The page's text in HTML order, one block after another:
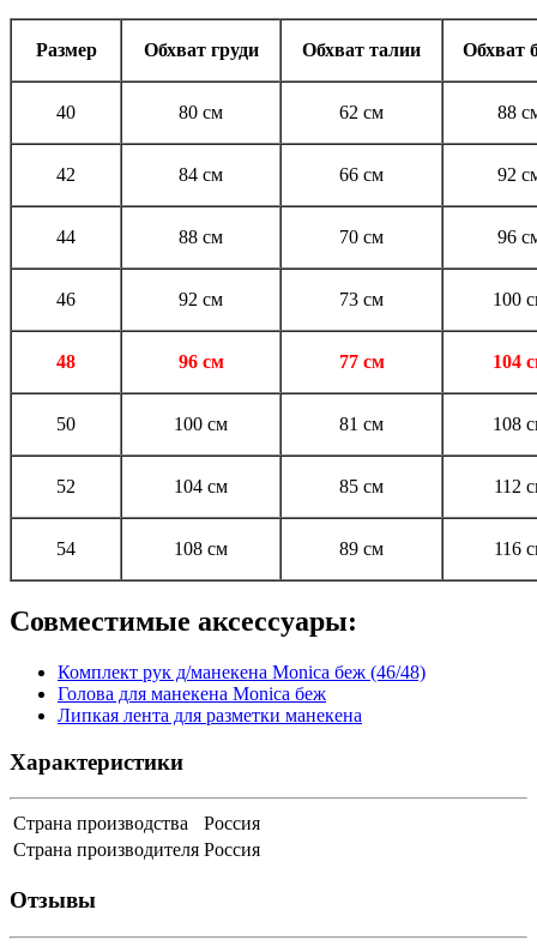
Размер Обхват груди Обхват талии Обхват
40 80 см 62 см 88
42 84 см 66 см 92
44 88 см 70 см 96
46 92 см 73 см 100
48 96 см 77 см 104
50 100 см 81 см 108
52 104 см 85 см 112
54 108 см 89 см 116
Совместимые аксессуары:
Комплект рук д/манекена Monica беж (46/48)
Голова для манекена Monica беж
Липкая лента для разметки манекена
Характеристики
Страна производства
Россия
Страна производителя Россия
Отзывы